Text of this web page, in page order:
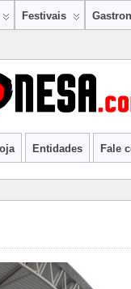
Festivais
Entidades Fale